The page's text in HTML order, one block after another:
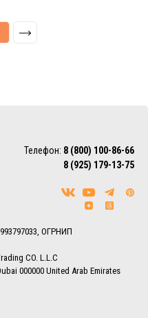
Телефон: 8 (800) 100-86-66
8 (925) 179-13-75
ОГРНИП
CO. L.L.C
000000 United Arab Emirates